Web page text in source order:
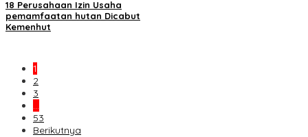
18 Perusahaan Izin Usaha
pemamfaatan hutan Dicabut
Kemenhut
1
2
3
…
53
Berikutnya